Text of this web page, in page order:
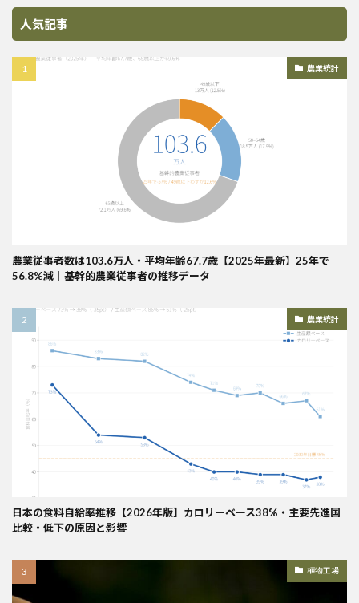
人気記事
農業統計
農業従事者数は103.6万人・平均年齢67.7歳【2025年最新】25年で
56.8%減｜基幹的農業従事者の推移データ
農業統計
日本の食料自給率推移【2026年版】カロリーベース38%・主要先進国
比較・低下の原因と影響
植物工場